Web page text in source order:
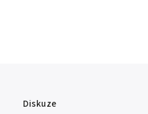
Diskuze